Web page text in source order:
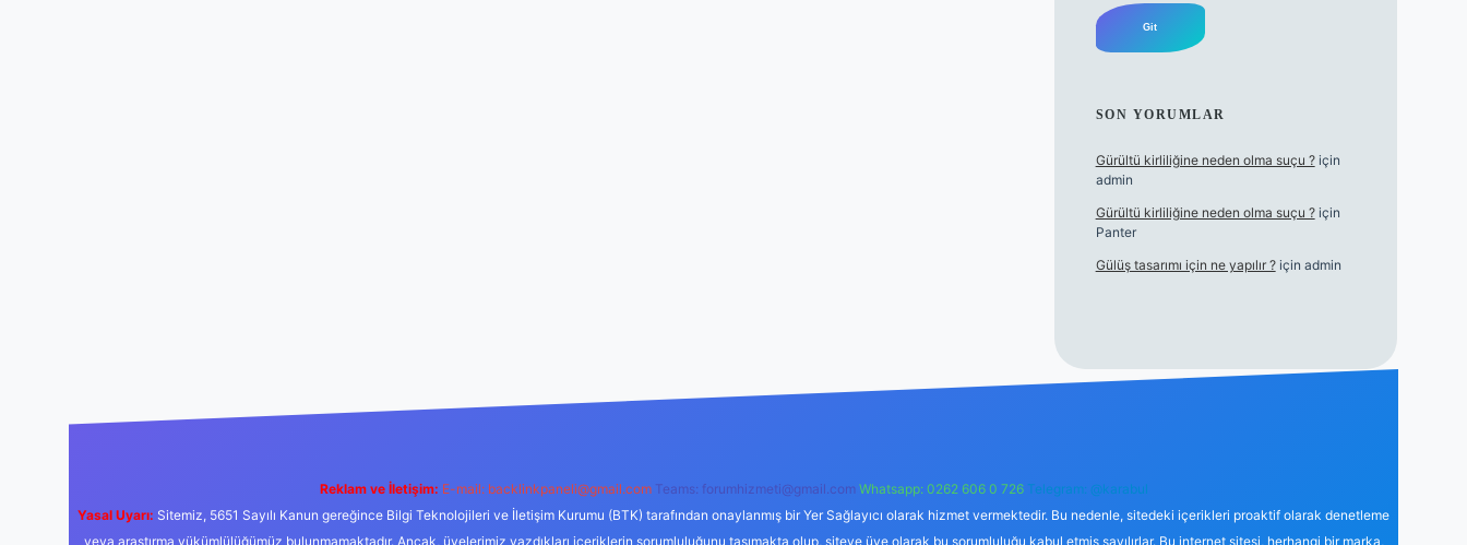
SON YORUMLAR
Gürültü kirliliğine neden olma suçu ?için
admin
Gürültü kirliliğine neden olma suçu ?için
Panter
Gülüş tasarımı için ne yapılır ?için admin
Reklam ve İletişim: E-mail: backlinkpaneli@gmail.com Teams: forumhizmeti@gmail.com Whatsapp: 0262 606 0 726 Telegram: @karabul
Yasal Uyarı: Sitemiz, 5651 Sayılı Kanun gereğince Bilgi Teknolojileri ve İletişim Kurumu (BTK) tarafından onaylanmış bir Yer Sağlayıcı olarak hizmet vermektedir. Bu nedenle, sitedeki içerikleri proaktif olarak denetleme
veya araştırma yükümlülüğümüz bulunmamaktadır. Ancak, üyelerimiz yazdıkları içeriklerin sorumluluğunu taşımakta olup, siteye üye olarak bu sorumluluğu kabul etmiş sayılırlar. Bu internet sitesi, herhangi bir marka,